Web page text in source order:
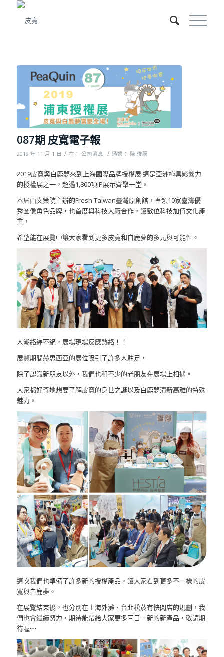
087期 皮寬電子報
2019 年 11 月 1 日 / 在： 公司消息 / 通過： 陳 俊騰
2019皮寬與白鹿夢來到上海國際品牌授權展!這是亞洲極具影響力
的授權展之一，超過1,800項IP展示齊聚一堂。
本屆由文策院主辦的Fresh Taiwan臺灣原創館，率領10家臺灣優
秀圖像角色品牌，也首度與科技大廠合作，讓數位科技加值文化產
業，
希望能在展覽中讓大家看到更多皮寬和白鹿夢的多元與可能性。
人潮絡繹不絕，展場現場反應熱絡！！
展覽期間赫思西亞的展位吸引了許多人駐足，
除了認識新朋友以外，我們也和不少的老朋友在展場上相遇。
大家都好奇地想要了解皮寬的身世之謎以及白鹿夢清新高雅的特殊
魅力。
這次我們也準備了許多新的授權產品，讓大家看到更多不一樣的皮
寬與白鹿夢。
在展覽結束後，也分別在上海外灘、台北松菸有快閃店的規劃，我
們也會繼續努力，期待能帶給大家更多耳目一新的新產品，敬請期
待喔～